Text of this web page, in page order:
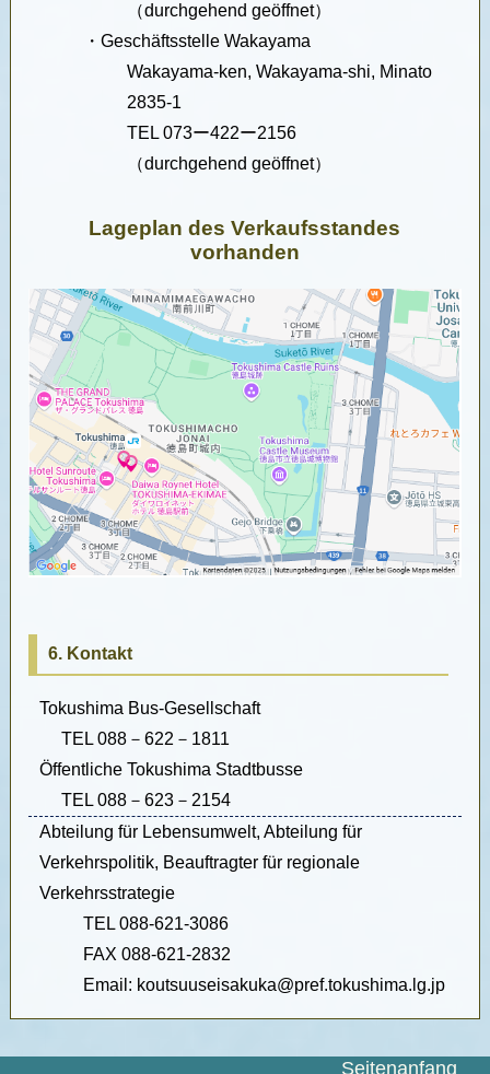
（durchgehend geöffnet）
・ Geschäftsstelle Wakayama
Wakayama-ken, Wakayama-shi, Minato
2835-1
TEL 073ー422ー2156
（durchgehend geöffnet）
Lageplan des Verkaufsstandes
vorhanden
6. Kontakt
Tokushima Bus-Gesellschaft
TEL 088－622－1811
Öffentliche Tokushima Stadtbusse
TEL 088－623－2154
Abteilung für Lebensumwelt, Abteilung für
Verkehrspolitik, Beauftragter für regionale
Verkehrsstrategie
TEL 088-621-3086
FAX 088-621-2832
Email: koutsuuseisakuka@pref.tokushima.lg.jp
Seitenanfang